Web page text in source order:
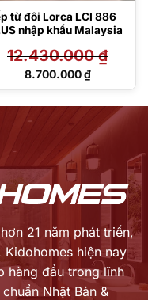
từ đôi Lorca LCI 886
nhập khẩu Malaysia
12.430.000₫
Giá
12.430.000 ₫.
8.700.000₫
Giá
8.700.000 ₫.
21 năm phát triển,
Kidohomes hiện nay
hàng đầu trong lĩnh
Nhật Bản &